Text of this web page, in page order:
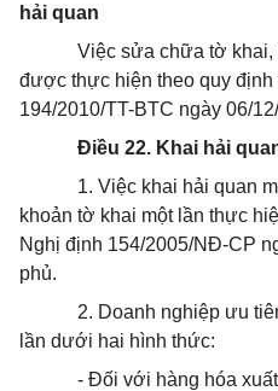
hải quan
Việc sửa chữa tờ khai,
được thực hiện theo quy
194/2010/TT-BTC ngày 06/
Điều 22. Khai hải
1. Việc khai hải quan
khoản tờ khai một lần thực
Nghị định 154/2005/NĐ-CP
phủ.
2. Doanh nghiệp ưu
lần dưới hai hình thức:
- Đối với hàng hóa